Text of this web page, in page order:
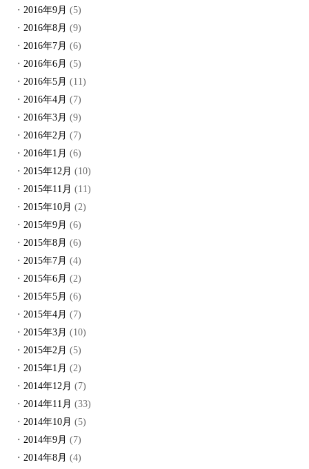
2016年9月 (5)
2016年8月 (9)
2016年7月 (6)
2016年6月 (5)
2016年5月 (11)
2016年4月 (7)
2016年3月 (9)
2016年2月 (7)
2016年1月 (6)
2015年12月 (10)
2015年11月 (11)
2015年10月 (2)
2015年9月 (6)
2015年8月 (6)
2015年7月 (4)
2015年6月 (2)
2015年5月 (6)
2015年4月 (7)
2015年3月 (10)
2015年2月 (5)
2015年1月 (2)
2014年12月 (7)
2014年11月 (33)
2014年10月 (5)
2014年9月 (7)
2014年8月 (4)